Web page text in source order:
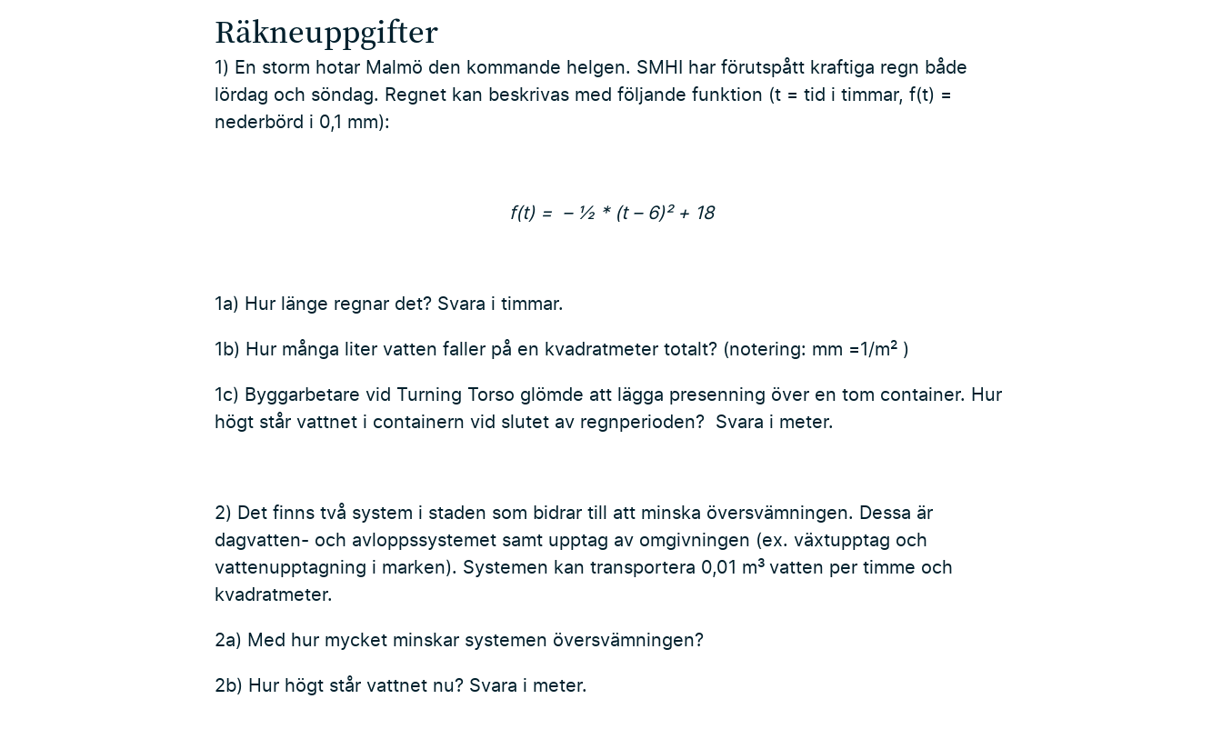
Räkneuppgifter
1) En storm hotar Malmö den kommande helgen. SMHI har förutspått kraftiga regn både
lördag och söndag. Regnet kan beskrivas med följande funktion (t = tid i timmar, f(t) =
nederbörd i 0,1 mm):
f(t) = – ½ * (t – 6)² + 18
1a) Hur länge regnar det? Svara i timmar.
1b) Hur många liter vatten faller på en kvadratmeter totalt? (notering: mm =1/m² )
1c) Byggarbetare vid Turning Torso glömde att lägga presenning över en tom container. Hur
högt står vattnet i containern vid slutet av regnperioden? Svara i meter.
2) Det finns två system i staden som bidrar till att minska översvämningen. Dessa är
dagvatten- och avloppssystemet samt upptag av omgivningen (ex. växtupptag och
vattenupptagning i marken). Systemen kan transportera 0,01 m³ vatten per timme och
kvadratmeter.
2a) Med hur mycket minskar systemen översvämningen?
2b) Hur högt står vattnet nu? Svara i meter.